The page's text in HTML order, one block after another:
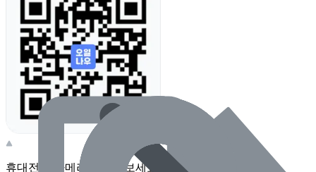
휴대전화 카메라로 찍어보세요